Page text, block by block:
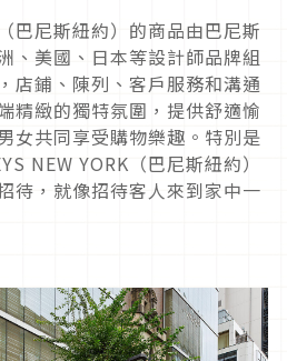
巴尼斯紐約）的商品由巴尼斯
、美國、日本等設計師品牌組
店鋪、陳列、客戶服務和溝通
精緻的獨特氛圍，提供舒適愉
女共同享受購物樂趣。特別是
NEW YORK（巴尼斯紐約）
待，就像招待客人來到家中一